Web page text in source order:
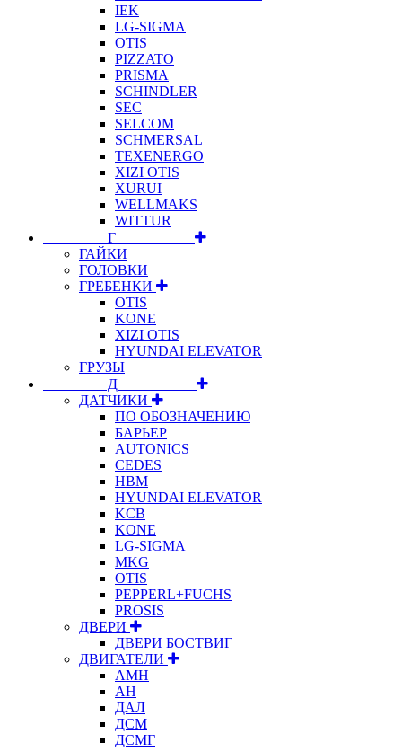
IEK
LG-SIGMA
OTIS
PIZZATO
PRISMA
SCHINDLER
SEC
SELCOM
SCHMERSAL
TEXENERGO
XIZI OTIS
XURUI
WELLMAKS
WITTUR
⠀⠀⠀⠀⠀⠀Г⠀⠀⠀⠀⠀⠀⠀
ГАЙКИ
ГОЛОВКИ
ГРЕБЕНКИ
OTIS
KONE
XIZI OTIS
HYUNDAI ELEVATOR
ГРУЗЫ
⠀⠀⠀⠀⠀⠀Д⠀⠀⠀⠀⠀⠀⠀
ДАТЧИКИ
ПО ОБОЗНАЧЕНИЮ
БАРЬЕР
AUTONICS
CEDES
HBM
HYUNDAI ELEVATOR
KCB
KONE
LG-SIGMA
MKG
OTIS
PEPPERL+FUCHS
PROSIS
ДВЕРИ
ДВЕРИ БОСТВИГ
ДВИГАТЕЛИ
АМН
АН
ДАЛ
ДСМ
ДСМГ